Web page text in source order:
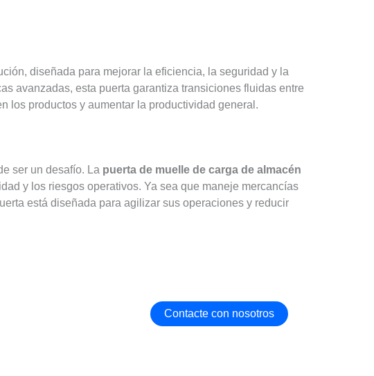
diseñada para mejorar la eficiencia, la seguridad y la
avanzadas, esta puerta garantiza transiciones fluidas entre
los productos y aumentar la productividad general.
ser un desafío. La puerta de muelle de carga de almacén
y los riesgos operativos. Ya sea que maneje mercancías
está diseñada para agilizar sus operaciones y reducir
Contacte con nosotros